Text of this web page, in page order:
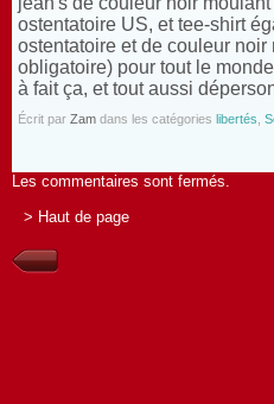
ostentatoire US, et tee-shirt
ostentatoire et de couleur
obligatoire) pour tout le
à fait ça, et tout aussi
Écrit par Zam dans les catégories libertés
Les commentaires sont fermés.
> Haut de page